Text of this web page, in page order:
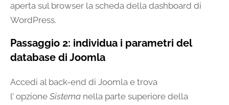
aperta sul browser la scheda della dashboard di
WordPress.
Passaggio 2: individua i parametri del
database di Joomla
Accedi al back-end di Joomla e trova
l’ opzione Sistema nella parte superiore della